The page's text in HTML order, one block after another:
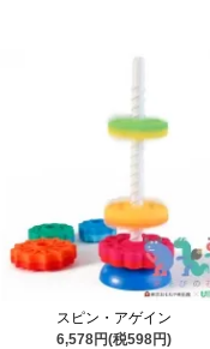
スピン・アゲイン
6,578円(税598円)